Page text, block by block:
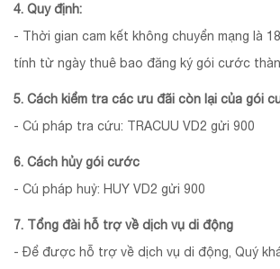
4. Quy định:
- Thời gian cam kết không chuyển mạng là
tính từ ngày thuê bao đăng ký gói cước
5. Cách kiểm tra các ưu đãi còn lại của gói
- Cú pháp tra cứu: TRACUU VD2 gửi 900
6. Cách hủy gói cước
- Cú pháp huỷ: HUY VD2 gửi 900
7. Tổng đài hỗ trợ về dịch vụ di động
- Để được hỗ trợ về dịch vụ di động, Quý